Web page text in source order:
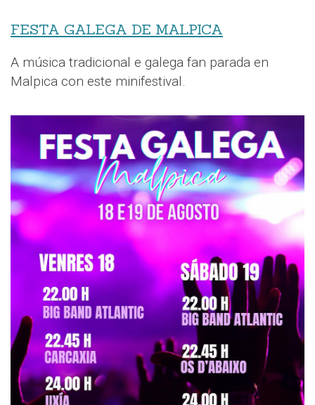
FESTA GALEGA DE MALPICA
A música tradicional e galega fan parada en
Malpica con este minifestival.